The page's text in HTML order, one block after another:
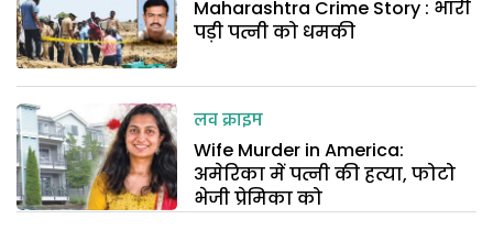
Maharashtra Crime Story : भारी
पड़ी पत्नी को धमकी
लव क्राइम
Wife Murder in America:
अमेरिका में पत्नी की हत्या, फोटो
भेजी प्रेमिका को